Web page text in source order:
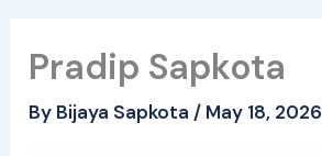
Pradip Sapkota
By Bijaya Sapkota / May 18, 2026